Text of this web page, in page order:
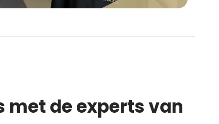
met de experts van